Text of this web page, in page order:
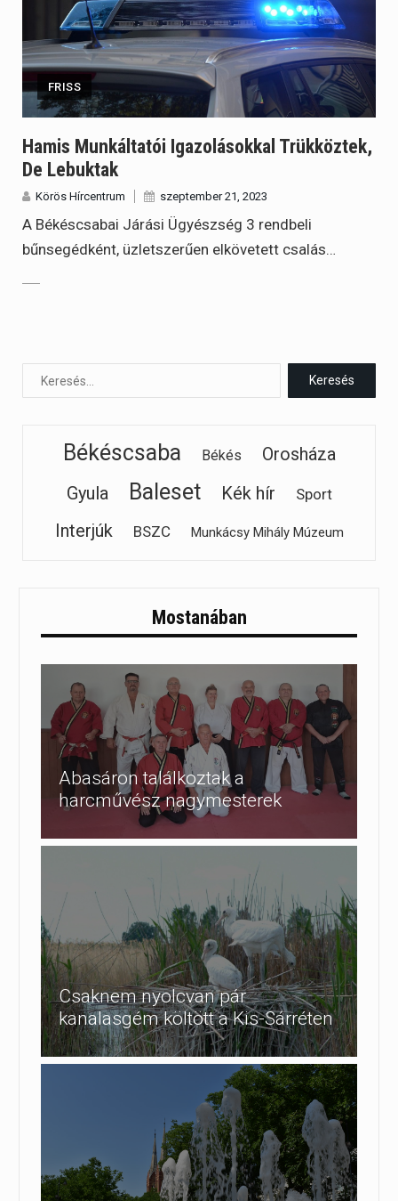
FRISS
Hamis Munkáltatói Igazolásokkal Trükköztek,
De Lebuktak
Körös Hírcentrum szeptember 21, 2023
A Békéscsabai Járási Ügyészség 3 rendbeli
bűnsegédként, üzletszerűen elkövetett csalás…
Békéscsaba Békés
Orosháza
Gyula
Baleset Kék hír Sport
Interjúk BSZC Munkácsy Mihály Múzeum
Mostanában
Abasáron találkoztak a
harcművész nagymesterek
Csaknem nyolcvan pár
kanalasgém költött a Kis-Sárréten